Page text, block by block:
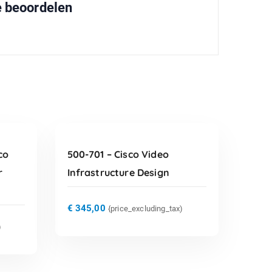
beoordelen
500-701 – Cisco Video
Infrastructure Design
€ 345,00 {price_excluding_tax)